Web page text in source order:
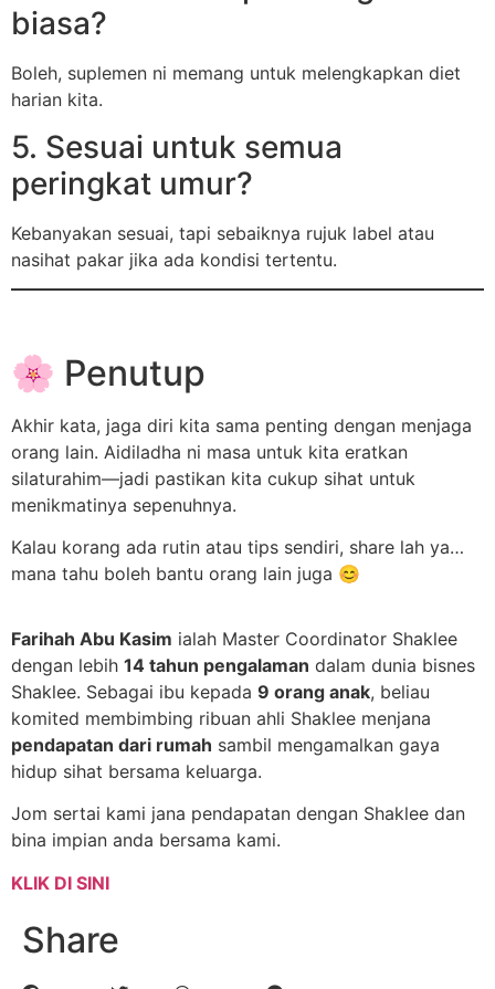
biasa?
Boleh, suplemen ni memang untuk melengkapkan diet
harian kita.
5. Sesuai untuk semua
peringkat umur?
Kebanyakan sesuai, tapi sebaiknya rujuk label atau
nasihat pakar jika ada kondisi tertentu.
🌸 Penutup
Akhir kata, jaga diri kita sama penting dengan menjaga
orang lain. Aidiladha ni masa untuk kita eratkan
silaturahim—jadi pastikan kita cukup sihat untuk
menikmatinya sepenuhnya.
Kalau korang ada rutin atau tips sendiri, share lah ya…
mana tahu boleh bantu orang lain juga 😊
Farihah Abu Kasim ialah Master Coordinator Shaklee
dengan lebih 14 tahun pengalaman dalam dunia bisnes
Shaklee. Sebagai ibu kepada 9 orang anak, beliau
komited membimbing ribuan ahli Shaklee menjana
pendapatan dari rumah sambil mengamalkan gaya
hidup sihat bersama keluarga.
Jom sertai kami jana pendapatan dengan Shaklee dan
bina impian anda bersama kami.
KLIK DI SINI
Share